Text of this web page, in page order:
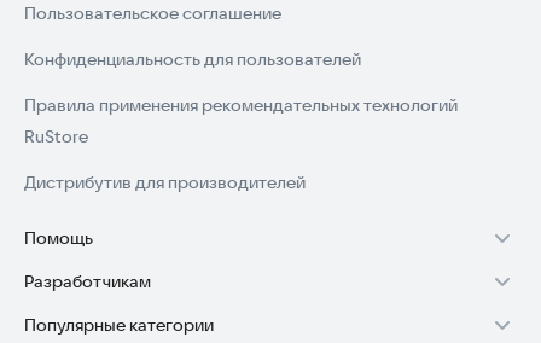
Пользовательское соглашение
Конфиденциальность для пользователей
Правила применения рекомендательных технологий
RuStore
Дистрибутив для производителей
Помощь
Установка RuStore на TV
Установка RuStore на телефон
Разработчикам
Зарабатывать с RuStore
Популярные категории